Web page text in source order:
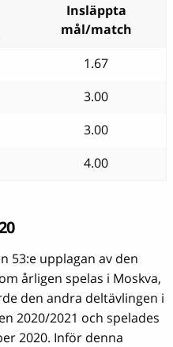
Insläppta
mål/match
1.67
3.00
3.00
4.00
53:e upplagan av den
årligen spelas i Moskva,
den andra deltävlingen i
2020/2021 och spelades
2020. Inför denna